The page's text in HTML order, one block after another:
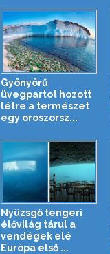
Gyönyörű
üvegpartot hozott
létre a természet
egy oroszorsz...
Nyüzsgő tengeri
élővilág tárul a
vendégek elé
Európa első ...